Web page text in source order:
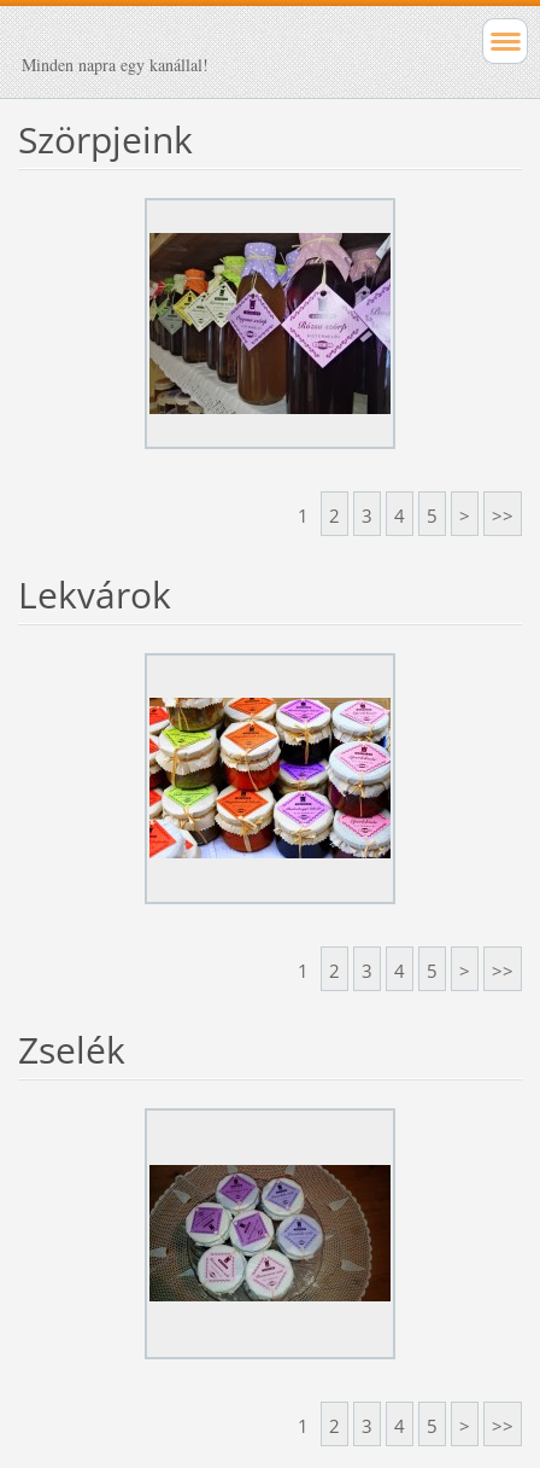
Minden napra egy kanállal!
Szörpjeink
1 2 3 4 5 > >>
Lekvárok
1 2 3 4 5 > >>
Zselék
1 2 3 4 5 > >>